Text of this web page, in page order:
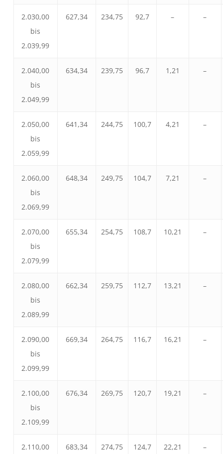
2.030,00
bis
2.039,99
627,34 234,75 92,7 – –
2.040,00
bis
2.049,99
634,34 239,75 96,7 1,21 –
2.050,00
bis
2.059,99
641,34 244,75 100,7 4,21 –
2.060,00
bis
2.069,99
648,34 249,75 104,7 7,21 –
2.070,00
bis
2.079,99
655,34 254,75 108,7 10,21 –
2.080,00
bis
2.089,99
662,34 259,75 112,7 13,21 –
2.090,00
bis
2.099,99
669,34 264,75 116,7 16,21 –
2.100,00
bis
2.109,99
676,34 269,75 120,7 19,21 –
2.110,00
683,34 274,75 124,7 22,21 –